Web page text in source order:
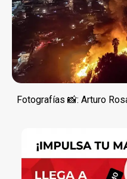
Fotografías 📸: Arturo